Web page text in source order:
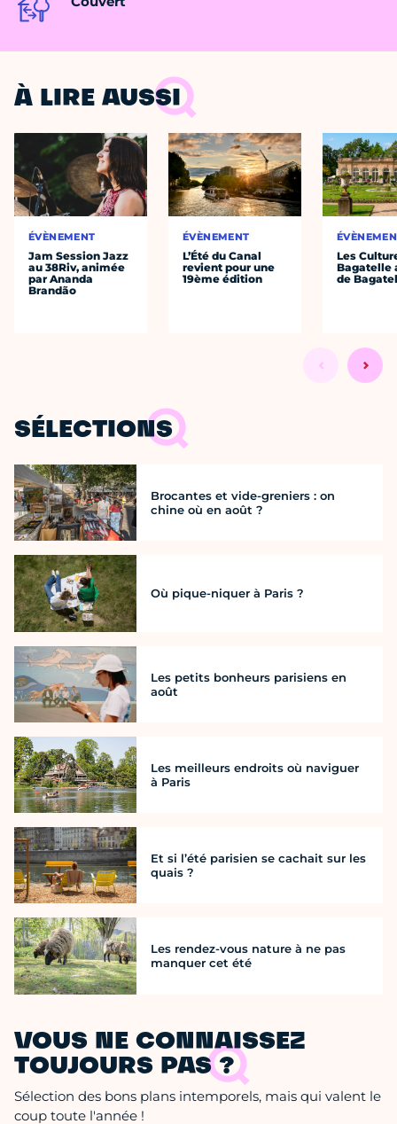
À LIRE AUSSI
ÉVÈNEMENT
Jam Session Jazz
au 38Riv, animée
par Ananda
Brandão
ÉVÈNEMENT
L’Été du Canal
revient pour une
19ème édition
Les
Bagatelle
de
SÉLECTIONS
Brocantes et vide-greniers : on
chine où en août ?
Où pique-niquer à Paris ?
Les petits bonheurs parisiens en
août
Les meilleurs endroits où naviguer
à Paris
Et si l’été parisien se cachait sur les
quais ?
Les rendez-vous nature à ne pas
manquer cet été
VOUS NE CONNAISSEZ
TOUJOURS PAS ?
Sélection des bons plans intemporels, mais qui valent le
coup toute l'année !